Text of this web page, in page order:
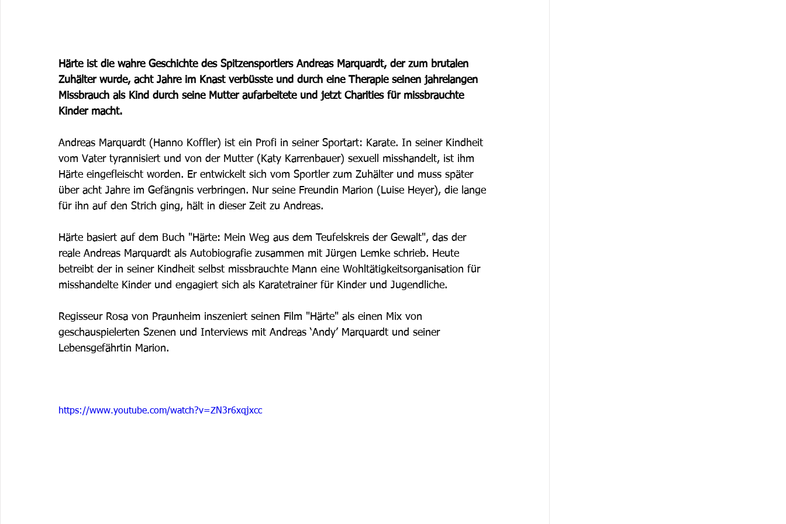
Härte ist die wahre Geschichte des Spitzensportlers Andreas Marquardt, der zum brutalen
Zuhälter wurde, acht Jahre im Knast verbüsste und durch eine Therapie seinen jahrelangen
Missbrauch als Kind durch seine Mutter aufarbeitete und jetzt Charities für missbrauchte
Kinder macht.
Andreas Marquardt (Hanno Koffler) ist ein Profi in seiner Sportart: Karate. In seiner Kindheit
vom Vater tyrannisiert und von der Mutter (Katy Karrenbauer) sexuell misshandelt, ist ihm
Härte eingefleischt worden. Er entwickelt sich vom Sportler zum Zuhälter und muss später
über acht Jahre im Gefängnis verbringen. Nur seine Freundin Marion (Luise Heyer), die lange
für ihn auf den Strich ging, hält in dieser Zeit zu Andreas.
Härte basiert auf dem Buch "Härte: Mein Weg aus dem Teufelskreis der Gewalt", das der
reale Andreas Marquardt als Autobiografie zusammen mit Jürgen Lemke schrieb. Heute
betreibt der in seiner Kindheit selbst missbrauchte Mann eine Wohltätigkeitsorganisation für
misshandelte Kinder und engagiert sich als Karatetrainer für Kinder und Jugendliche.
Regisseur Rosa von Praunheim inszeniert seinen Film "Härte" als einen Mix von
geschauspielerten Szenen und Interviews mit Andreas ‘Andy’ Marquardt und seiner
Lebensgefährtin Marion.
https://www.youtube.com/watch?v=ZN3r6xqjxcc